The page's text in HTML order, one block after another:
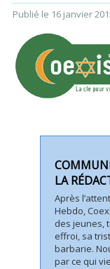
Publié le 16 janvier
LA
Après
Hebdo,
des jeunes,
effroi, sa
barbarie.
par ce qui